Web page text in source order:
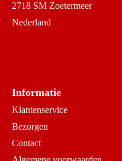
2718 SM Zoetermeer
Nederland
Informatie
Klantenservice
Bezorgen
Contact